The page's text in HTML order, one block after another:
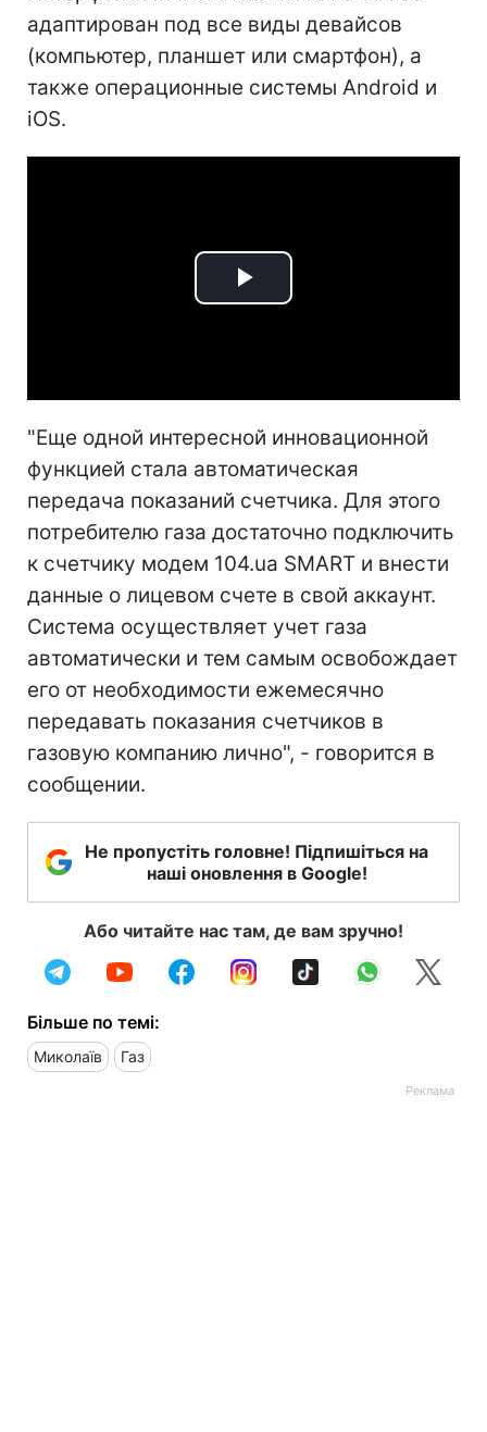
адаптирован под все виды девайсов
(компьютер, планшет или смартфон), а
также операционные системы Android и
iOS.
Play
"Еще одной интересной инновационной
функцией стала автоматическая
передача показаний счетчика. Для этого
потребителю газа достаточно подключить
к счетчику модем 104.ua SMART и внести
данные о лицевом счете в свой аккаунт.
Система осуществляет учет газа
автоматически и тем самым освобождает
его от необходимости ежемесячно
передавать показания счетчиков в
газовую компанию лично", - говорится в
сообщении.
Не пропустіть головне! Підпишіться на
наші оновлення в Google!
Або читайте нас там, де вам зручно!
Більше по темі:
Миколаїв Газ